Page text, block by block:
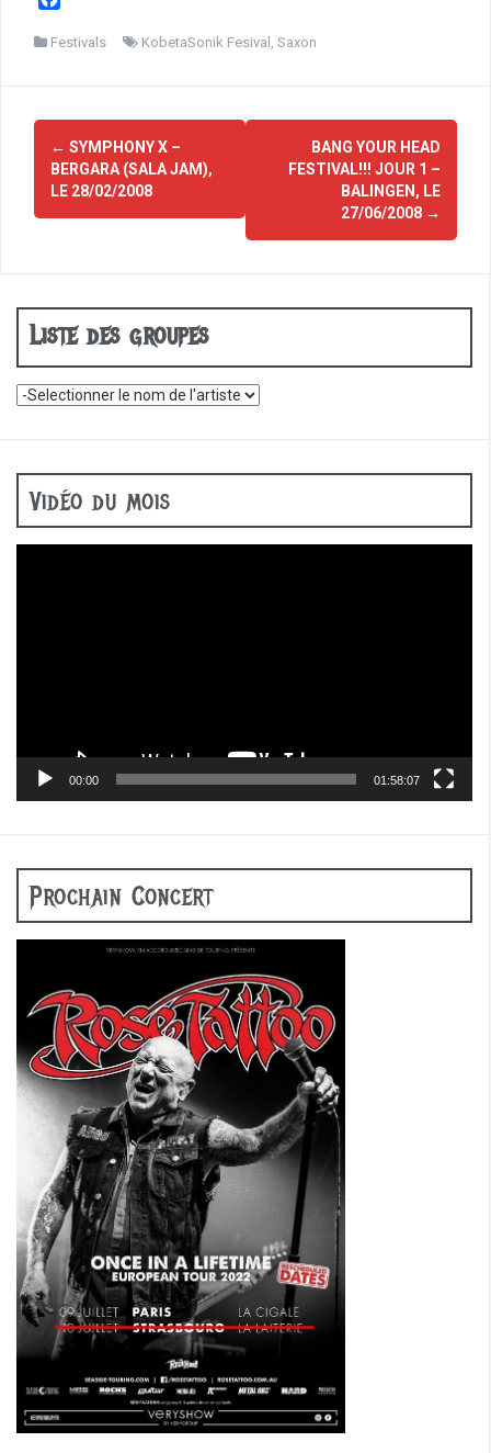
c
k
Festivals KobetaSonik Fesival , Saxon
Navigation
d'article
← SYMPHONY X –
BERGARA (SALA JAM),
LE 28/02/2008
BANG YOUR HEAD
FESTIVAL!!! JOUR 1 –
BALINGEN, LE
27/06/2008 →
Liste des groupes
Vidéo du mois
00:00 01:58:07
Prochain Concert